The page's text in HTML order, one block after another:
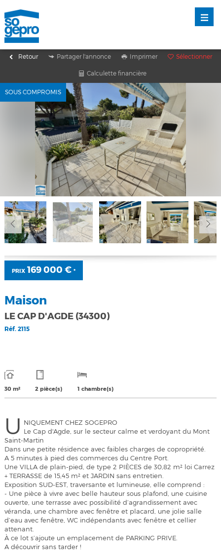
Retour Partager l'annonce Imprimer Sélectionner
Calculette financière
SOUS COMPROMIS
PRIX169 000 € *
Maison
LE CAP D'AGDE (34300)
Réf.2115
30 m² 2 pièce(s) 1 chambre(s)
U NIQUEMENT CHEZ SOGEPRO
Le Cap d'Agde, sur le secteur calme et verdoyant du Mont
Saint-Martin
Dans une petite résidence avec faibles charges de copropriété.
A 5 minutes à pied des commerces du Centre Port.
Une VILLA de plain-pied, de type 2 PIÈCES de 30,82 m² loi Carrez
+ TERRASSE de 15,45 m² et JARDIN sans entretien.
Exposition SUD-EST, traversante et lumineuse, elle comprend :
- Une pièce à vivre avec belle hauteur sous plafond, une cuisine
ouverte, une terrasse avec possibilité d’agrandissement avec
véranda, une chambre avec fenêtre et placard, une jolie salle
d’eau avec fenêtre, WC indépendants avec fenêtre et cellier
attenant.
À ce lot s’ajoute un emplacement de PARKING PRIVE.
A découvrir sans tarder !